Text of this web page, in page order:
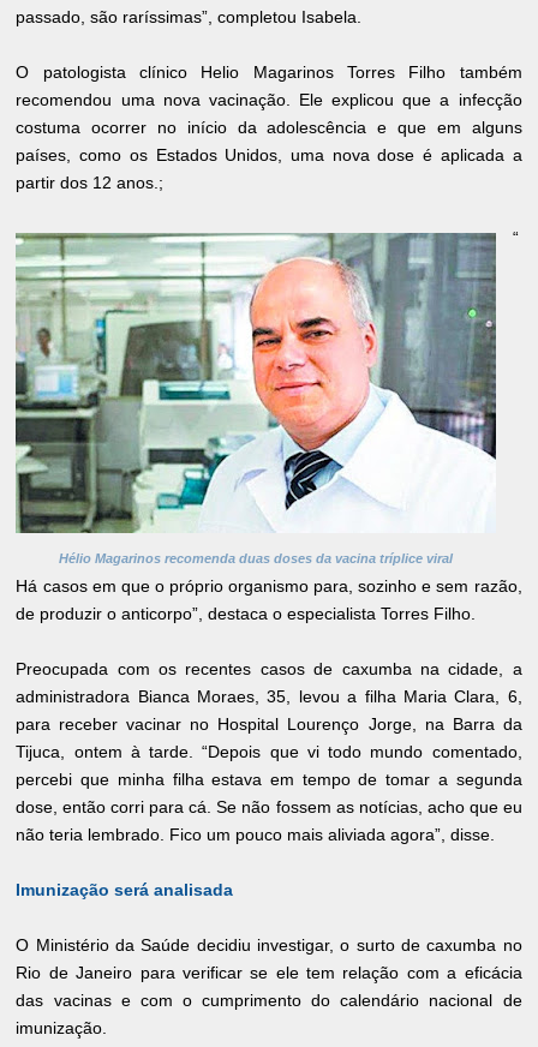
passado, são raríssimas”, completou Isabela.
O patologista clínico Helio Magarinos Torres Filho também
recomendou uma nova vacinação. Ele explicou que a infecção
costuma ocorrer no início da adolescência e que em alguns
países, como os Estados Unidos, uma nova dose é aplicada a
partir dos 12 anos.;
Hélio Magarinos recomenda duas doses da vacina tríplice viral
“
Há casos em que o próprio organismo para, sozinho e sem razão,
de produzir o anticorpo”, destaca o especialista Torres Filho.
Preocupada com os recentes casos de caxumba na cidade, a
administradora Bianca Moraes, 35, levou a filha Maria Clara, 6,
para receber vacinar no Hospital Lourenço Jorge, na Barra da
Tijuca, ontem à tarde. “Depois que vi todo mundo comentado,
percebi que minha filha estava em tempo de tomar a segunda
dose, então corri para cá. Se não fossem as notícias, acho que eu
não teria lembrado. Fico um pouco mais aliviada agora”, disse.
Imunização será analisada
O Ministério da Saúde decidiu investigar, o surto de caxumba no
Rio de Janeiro para verificar se ele tem relação com a eficácia
das vacinas e com o cumprimento do calendário nacional de
imunização.